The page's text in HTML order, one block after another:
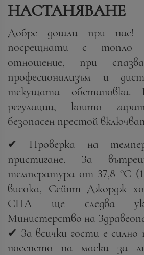
НАСТАНЯВАНЕ
Добре дошли при
посрещнати с топло
отношение, при
професионализъм и
текущата обстановка.
регулации, които
безопасен престой
✔ Проверка на
пристигане. За
температура от 37,8 °C
висока, Сейнт Джордж
СПА ще следва
Министерство на
✔ За всички гости е силно
носенето на маски за